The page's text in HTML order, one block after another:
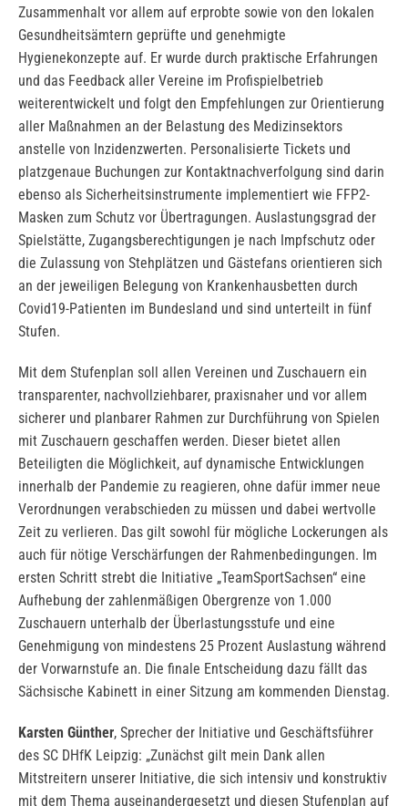
Zusammenhalt vor allem auf erprobte sowie von den lokalen
Gesundheitsämtern geprüfte und genehmigte
Hygienekonzepte auf. Er wurde durch praktische Erfahrungen
und das Feedback aller Vereine im Profispielbetrieb
weiterentwickelt und folgt den Empfehlungen zur Orientierung
aller Maßnahmen an der Belastung des Medizinsektors
anstelle von Inzidenzwerten. Personalisierte Tickets und
platzgenaue Buchungen zur Kontaktnachverfolgung sind darin
ebenso als Sicherheitsinstrumente implementiert wie FFP2-
Masken zum Schutz vor Übertragungen. Auslastungsgrad der
Spielstätte, Zugangsberechtigungen je nach Impfschutz oder
die Zulassung von Stehplätzen und Gästefans orientieren sich
an der jeweiligen Belegung von Krankenhausbetten durch
Covid19-Patienten im Bundesland und sind unterteilt in fünf
Stufen.
Mit dem Stufenplan soll allen Vereinen und Zuschauern ein
transparenter, nachvollziehbarer, praxisnaher und vor allem
sicherer und planbarer Rahmen zur Durchführung von Spielen
mit Zuschauern geschaffen werden. Dieser bietet allen
Beteiligten die Möglichkeit, auf dynamische Entwicklungen
innerhalb der Pandemie zu reagieren, ohne dafür immer neue
Verordnungen verabschieden zu müssen und dabei wertvolle
Zeit zu verlieren. Das gilt sowohl für mögliche Lockerungen als
auch für nötige Verschärfungen der Rahmenbedingungen. Im
ersten Schritt strebt die Initiative „TeamSportSachsen“ eine
Aufhebung der zahlenmäßigen Obergrenze von 1.000
Zuschauern unterhalb der Überlastungsstufe und eine
Genehmigung von mindestens 25 Prozent Auslastung während
der Vorwarnstufe an. Die finale Entscheidung dazu fällt das
Sächsische Kabinett in einer Sitzung am kommenden Dienstag.
Karsten Günther, Sprecher der Initiative und Geschäftsführer
des SC DHfK Leipzig: „Zunächst gilt mein Dank allen
Mitstreitern unserer Initiative, die sich intensiv und konstruktiv
mit dem Thema auseinandergesetzt und diesen Stufenplan auf